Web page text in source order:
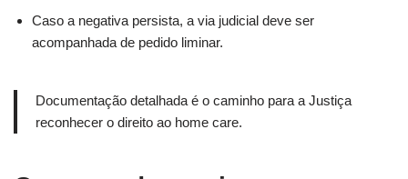
Caso a negativa persista, a via judicial deve ser
acompanhada de pedido liminar.
Documentação detalhada é o caminho para a Justiça
reconhecer o direito ao home care.